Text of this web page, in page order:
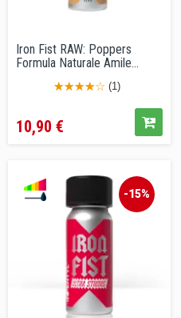
Iron Fist RAW: Poppers
Formula Naturale Amile...
(1)
10,90 €
-15%